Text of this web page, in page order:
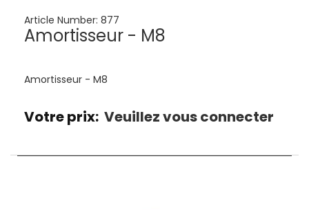
Article Number: 877
Amortisseur - M8
Amortisseur - M8
Votre prix: Veuillez vous connecter